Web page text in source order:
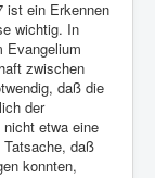
ist ein Erkennen
wichtig. In
Evangelium
zwischen
daß die
der
etwa eine
Tatsache, daß
konnten,